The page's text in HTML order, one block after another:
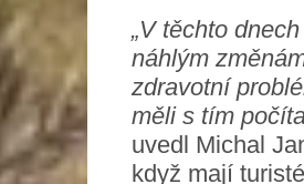
„V těchto
náhlým
zdravotní
měli s tím
uvedl Michal
když mají